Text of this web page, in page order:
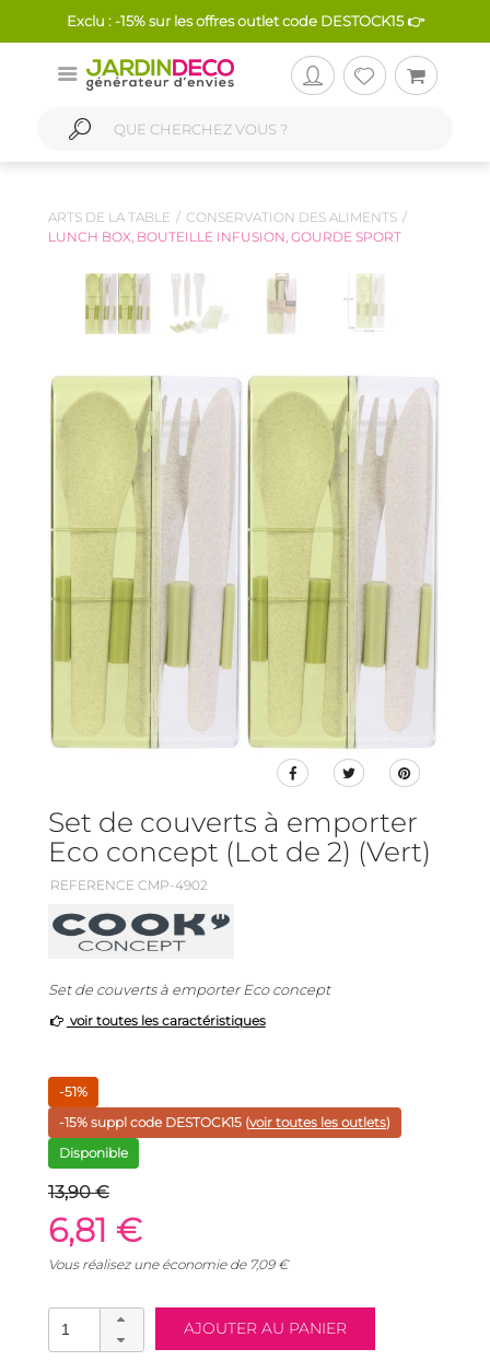
Exclu : -15% sur les offres outlet code DESTOCK15 👉
ARTS DE LA TABLE
CONSERVATION DES ALIMENTS
LUNCH BOX, BOUTEILLE INFUSION, GOURDE SPORT
Set de couverts à emporter
Eco concept (Lot de 2) (Vert)
REFERENCE CMP-4902
Set de couverts à emporter Eco concept
voir toutes les caractéristiques
-51%
-15% suppl code DESTOCK15 (voir toutes les outlets)
Disponible
13,90 €
6,81 €
Vous réalisez une économie de 7,09€